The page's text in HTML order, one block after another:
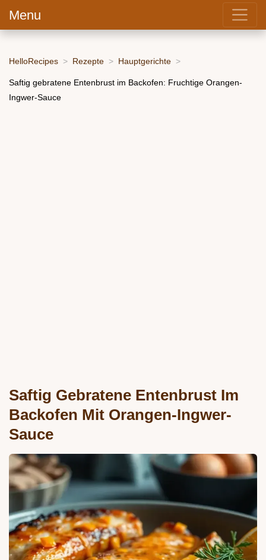
Menu
HelloRecipes Rezepte Hauptgerichte
Saftig gebratene Entenbrust im Backofen: Fruchtige Orangen-
Ingwer-Sauce
Saftig Gebratene Entenbrust Im
Backofen Mit Orangen-Ingwer-
Sauce